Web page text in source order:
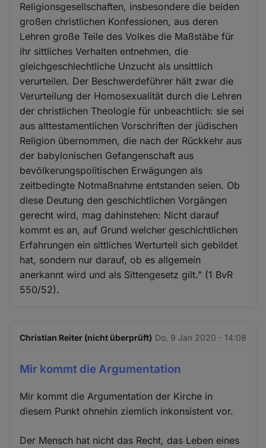
Religionsgesellschaften, insbesondere die beiden
großen christlichen Konfessionen, aus deren
Lehren große Teile des Volkes die Maßstäbe für
ihr sittliches Verhalten entnehmen, die
gleichgeschlechtliche Unzucht als unsittlich
verurteilen. Der Beschwerdeführer hält zwar die
Verurteilung der Homosexualität durch die Lehren
der christlichen Theologie für unbeachtlich: sie sei
aus alttestamentlichen Vorschriften der jüdischen
Religion übernommen, die nach der Rückkehr aus
der babylonischen Gefangenschaft aus
bevölkerungspolitischen Erwägungen als
zeitbedingte Notmaßnahme entstanden seien. Ob
diese Deutung den geschichtlichen Vorgängen
gerecht wird, mag dahinstehen: Nicht darauf
kommt es an, auf Grund welcher geschichtlichen
Erfahrungen ein sittliches Werturteil sich gebildet
hat, sondern nur darauf, ob es allgemein
anerkannt wird und als Sittengesetz gilt." (1 BvR
550/52).
Christian Reiter (nicht überprüft) Do. 9 Jan 2020 - 14:08
Mir kommt die Argumentation
Mir kommt die Argumentation der Kirche in
diesem Punkt ohnehin ziemlich inkonsistent vor.
Der Mensch hat nicht das Recht, das Leben eines